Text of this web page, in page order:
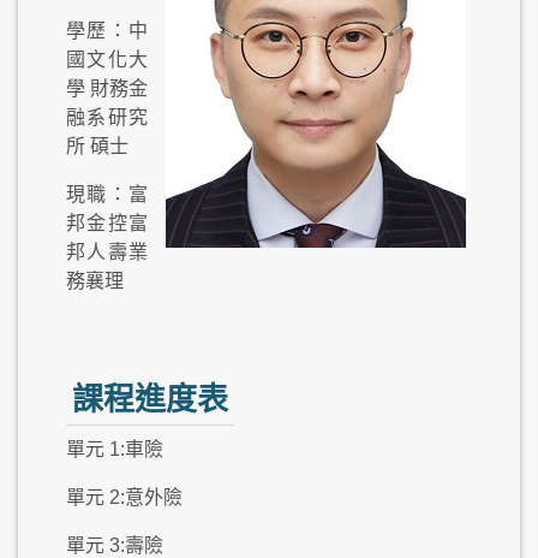
學歷：中
國文化大
學 財務金
融系研究
所 碩士
現職：富
邦金控富
邦人壽業
務襄理
課程進度表
單元 1:車險
單元 2:意外險
單元 3:壽險